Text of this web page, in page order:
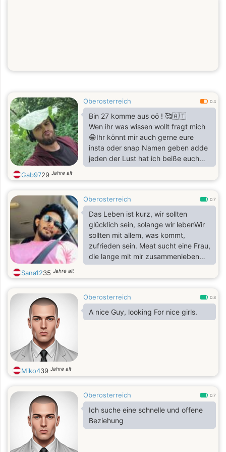
Oberosterreich 0.4
Bin 27 komme aus oö ! 🥰🇦🇹
Wen ihr was wissen wollt fragt mich
😁Ihr könnt mir auch gerne eure
insta oder snap Namen geben adde
jeden der Lust hat ich beiße euch
nicht
Gab9729 Jahre alt
Oberosterreich 0.7
Das Leben ist kurz, wir sollten
glücklich sein, solange wir lebenWir
sollten mit allem, was kommt,
zufrieden sein. Meat sucht eine Frau,
die lange mit mir zusammenleben
kannOder eine Frau für kurze Zeit
bei mir
Sana1235 Jahre alt
Oberosterreich 0.8
A nice Guy, looking For nice girls.
Miko439 Jahre alt
Oberosterreich 0.7
Ich suche eine schnelle und offene
Beziehung